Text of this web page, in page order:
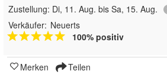
Zustellung: Di, 11. Aug. bis Sa, 15. Aug.
Verkäufer: Neuerts
100% positiv
Merken Teilen